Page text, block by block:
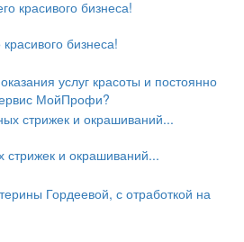
бизнеса!
услуг красоты и ​​постоянно
МойПрофи?
стрижек и окрашиваний...
Гордеевой, с отработкой на